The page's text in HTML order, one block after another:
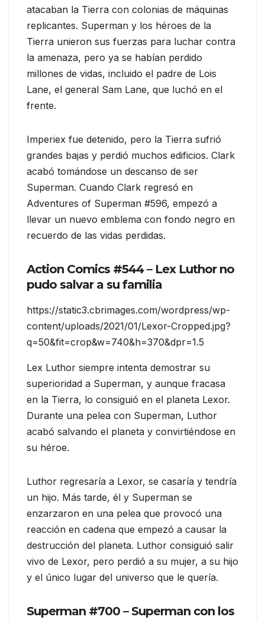
atacaban la Tierra con colonias de máquinas
replicantes. Superman y los héroes de la
Tierra unieron sus fuerzas para luchar contra
la amenaza, pero ya se habían perdido
millones de vidas, incluido el padre de Lois
Lane, el general Sam Lane, que luchó en el
frente.
Imperiex fue detenido, pero la Tierra sufrió
grandes bajas y perdió muchos edificios. Clark
acabó tomándose un descanso de ser
Superman. Cuando Clark regresó en
Adventures of Superman #596, empezó a
llevar un nuevo emblema con fondo negro en
recuerdo de las vidas perdidas.
Action Comics #544 – Lex Luthor no
pudo salvar a su familia
https://static3.cbrimages.com/wordpress/wp-
content/uploads/2021/01/Lexor-Cropped.jpg?
q=50&fit=crop&w=740&h=370&dpr=1.5
Lex Luthor siempre intenta demostrar su
superioridad a Superman, y aunque fracasa
en la Tierra, lo consiguió en el planeta Lexor.
Durante una pelea con Superman, Luthor
acabó salvando el planeta y convirtiéndose en
su héroe.
Luthor regresaría a Lexor, se casaría y tendría
un hijo. Más tarde, él y Superman se
enzarzaron en una pelea que provocó una
reacción en cadena que empezó a causar la
destrucción del planeta. Luthor consiguió salir
vivo de Lexor, pero perdió a su mujer, a su hijo
y el único lugar del universo que le quería.
Superman #700 – Superman con los